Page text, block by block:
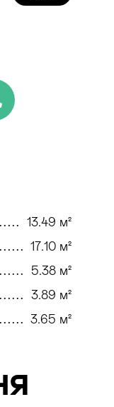
13.49 м²
17.10 м²
5.38 м²
3.89 м²
3.65 м²